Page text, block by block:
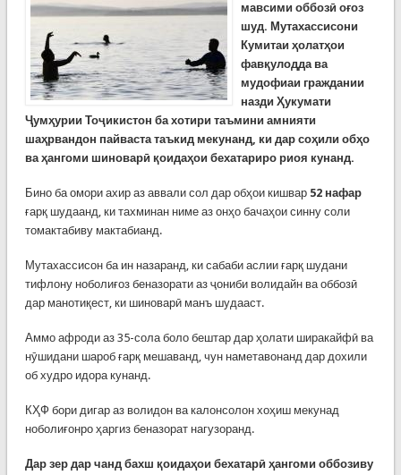
мавсими оббозӣ оғоз
шуд. Мутахассисони
Кумитаи ҳолатҳои
фавқулодда ва
мудофиаи граждании
назди Ҳукумати
Ҷумҳурии Тоҷикистон ба хотири таъмини амнияти
шаҳрвандон пайваста таъкид мекунанд, ки дар соҳили обҳо
ва ҳангоми шиноварӣ қоидаҳои бехатариро риоя кунанд.
Бино ба омори ахир аз аввали сол дар обҳои кишвар 52 нафар
ғарқ шудаанд, ки тахминан ниме аз онҳо бачаҳои синну соли
томактабиву мактабианд.
Мутахассисон ба ин назаранд, ки сабаби аслии ғарқ шудани
тифлону ноболиғоз беназорати аз ҷониби волидайн ва оббозӣ
дар манотиқест, ки шиноварӣ манъ шудааст.
Аммо афроди аз 35-сола боло бештар дар ҳолати ширакайфӣ ва
нӯшидани шароб ғарқ мешаванд, чун наметавонанд дар дохили
об худро идора кунанд.
КҲФ бори дигар аз волидон ва калонсолон хоҳиш мекунад
ноболиғонро ҳаргиз беназорат нагузоранд.
Дар зер дар чанд бахш қоидаҳои бехатарӣ ҳангоми оббозиву